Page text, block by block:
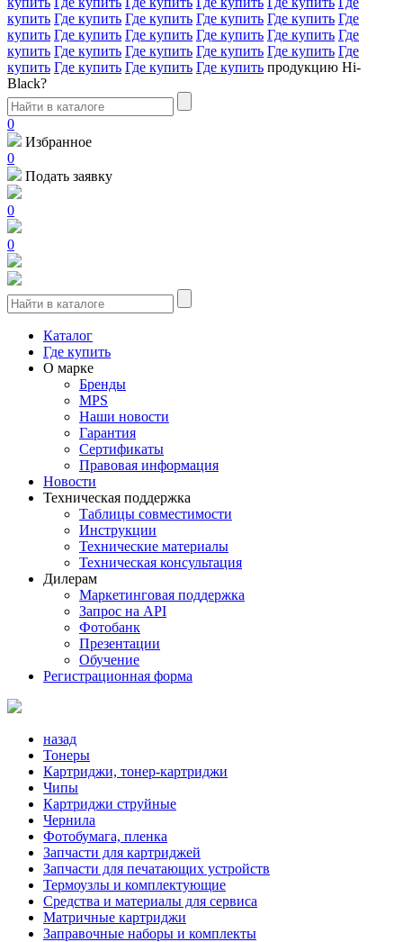
купить Где купить Где купить Где купить Где купить Где
купить Где купить Где купить Где купить Где купить Где
купить Где купить Где купить Где купить Где купить Где
купить Где купить Где купить Где купить продукцию Hi-
Black?
0
Избранное
0
Подать заявку
0
0
Каталог
Где купить
О марке
Бренды
MPS
Наши новости
Гарантия
Сертификаты
Правовая информация
Новости
Техническая поддержка
Таблицы совместимости
Инструкции
Технические материалы
Техническая консультация
Дилерам
Маркетинговая поддержка
Запрос на API
Фотобанк
Презентации
Обучение
Регистрационная форма
назад
Тонеры
Картриджи, тонер-картриджи
Чипы
Картриджи струйные
Чернила
Фотобумага, пленка
Запчасти для картриджей
Запчасти для печатающих устройств
Термоузлы и комплектующие
Средства и материалы для сервиса
Матричные картриджи
Заправочные наборы и комплекты